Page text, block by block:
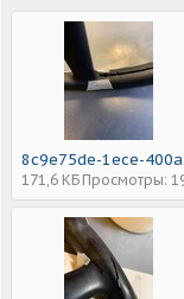
171,6 КБ Просмотры: